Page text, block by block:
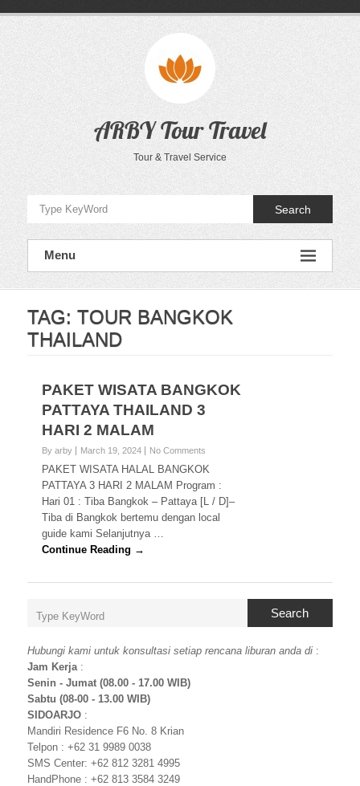
ARBY Tour Travel
Tour & Travel Service
Search
Menu
TAG: TOUR BANGKOK
THAILAND
PAKET WISATA BANGKOK
PATTAYA THAILAND 3
HARI 2 MALAM
By arby March 19, 2024 No Comments
PAKET WISATA HALAL BANGKOK
PATTAYA 3 HARI 2 MALAM Program :
Hari 01 : Tiba Bangkok – Pattaya [L / D]–
Tiba di Bangkok bertemu dengan local
guide kami Selanjutnya …
Continue Reading →
Search
Hubungi kami untuk konsultasi setiap rencana liburan anda di :
Jam Kerja:
Senin - Jumat (08.00 - 17.00 WIB)
Sabtu (08-00 - 13.00 WIB)
SIDOARJO :
Mandiri Residence F6 No. 8 Krian
Telpon : +62 31 9989 0038
SMS Center: +62 812 3281 4995
HandPhone : +62 813 3584 3249